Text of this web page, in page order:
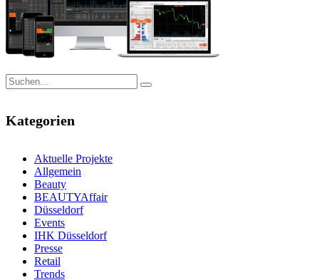
Kategorien
Aktuelle Projekte
Allgemein
Beauty
BEAUTYAffair
Düsseldorf
Events
IHK Düsseldorf
Presse
Retail
Trends